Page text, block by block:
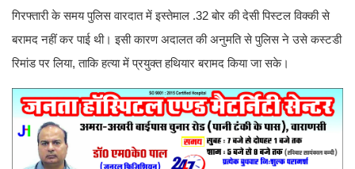
गिरफ्तारी के समय पुलिस वारदात में इस्तेमाल .32 बोर की देसी पिस्टल विक्की से
बरामद नहीं कर पाई थी। इसी कारण अदालत की अनुमति से पुलिस ने उसे कस्टडी
रिमांड पर लिया, ताकि हत्या में प्रयुक्त हथियार बरामद किया जा सके।